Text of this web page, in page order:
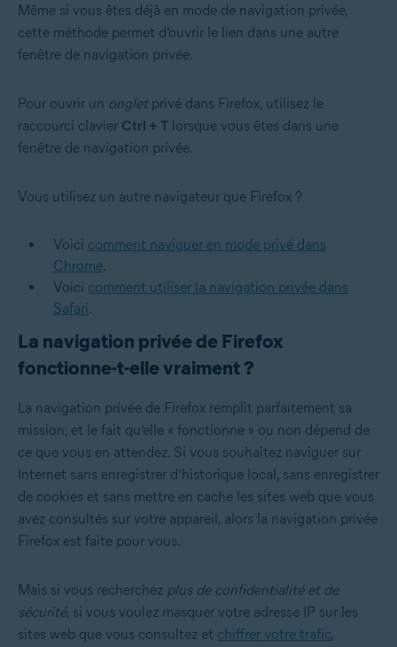
Même si vous êtes déjà en mode de navigation privée,
cette méthode permet d’ouvrir le lien dans une autre
fenêtre de navigation privée.
Pour ouvrir un onglet privé dans Firefox, utilisez le
raccourci clavier Ctrl + T lorsque vous êtes dans une
fenêtre de navigation privée.
Vous utilisez un autre navigateur que Firefox ?
Voici comment naviguer en mode privé dans
Chrome.
Voici comment utiliser la navigation privée dans
Safari.
La navigation privée de Firefox
fonctionne-t-elle vraiment ?
La navigation privée de Firefox remplit parfaitement sa
mission, et le fait qu’elle « fonctionne » ou non dépend de
ce que vous en attendez. Si vous souhaitez naviguer sur
Internet sans enregistrer d’historique local, sans enregistrer
de cookies et sans mettre en cache les sites web que vous
avez consultés sur votre appareil, alors la navigation privée
Firefox est faite pour vous.
Mais si vous recherchez plus de confidentialité et de
sécurité, si vous voulez masquer votre adresse IP sur les
sites web que vous consultez et chiffrer votre trafic,